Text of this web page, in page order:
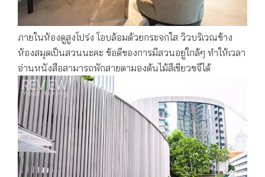
ภายในห้องดูสูงโปร่ง โอบล้อมด้วยกระจกใส วิวบริเวณข้าง
ห้องสมุดเป็นสวนนะคะ ข้อดีของการมีสวนอยู่ใกล้ๆ ทำให้เวลา
อ่านหนังสือสามารถพักสายตามองต้นไม้สีเขียวขจีได้